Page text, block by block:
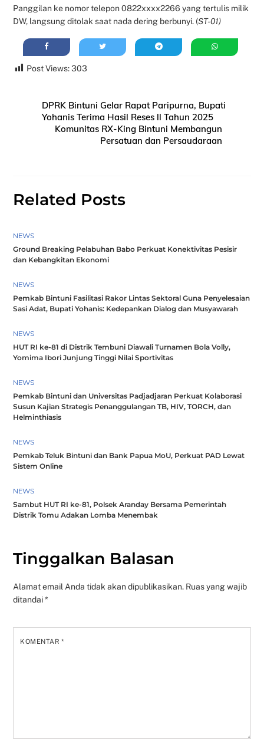
Panggilan ke nomor telepon 0822xxxx2266 yang tertulis milik
DW, langsung ditolak saat nada dering berbunyi. (ST-01)
Post Views: 303
DPRK Bintuni Gelar Rapat Paripurna, Bupati
Yohanis Terima Hasil Reses ll Tahun 2025
Komunitas RX-King Bintuni Membangun
Persatuan dan Persaudaraan
Related Posts
NEWS
Ground Breaking Pelabuhan Babo Perkuat Konektivitas Pesisir
dan Kebangkitan Ekonomi
NEWS
Pemkab Bintuni Fasilitasi Rakor Lintas Sektoral Guna Penyelesaian
Sasi Adat, Bupati Yohanis: Kedepankan Dialog dan Musyawarah
NEWS
HUT RI ke-81 di Distrik Tembuni Diawali Turnamen Bola Volly,
Yomima Ibori Junjung Tinggi Nilai Sportivitas
NEWS
Pemkab Bintuni dan Universitas Padjadjaran Perkuat Kolaborasi
Susun Kajian Strategis Penanggulangan TB, HIV, TORCH, dan
Helminthiasis
NEWS
Pemkab Teluk Bintuni dan Bank Papua MoU, Perkuat PAD Lewat
Sistem Online
NEWS
Sambut HUT RI ke-81, Polsek Aranday Bersama Pemerintah
Distrik Tomu Adakan Lomba Menembak
Tinggalkan Balasan
Alamat email Anda tidak akan dipublikasikan. Ruas yang wajib
ditandai*
KOMENTAR*